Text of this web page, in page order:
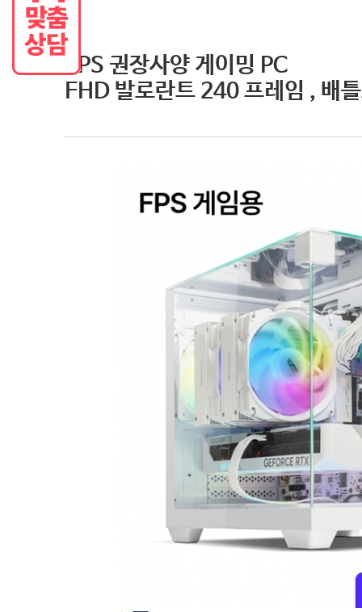
FPS 권장사양 게이밍 PC
FHD 발로란트 240 프레임 , 배